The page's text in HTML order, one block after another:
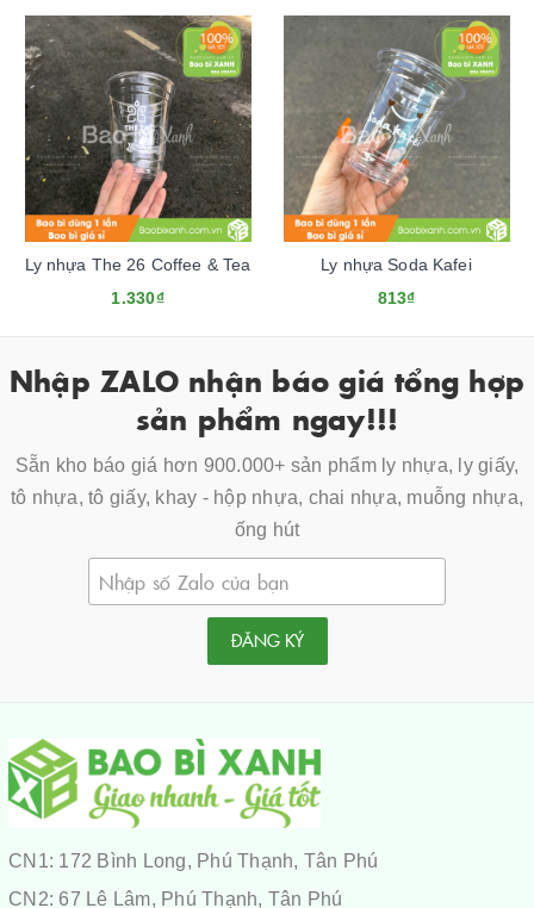
Ly nhựa The 26 Coffee & Tea
1.330₫
Ly nhựa Soda Kafei
813₫
Nhập ZALO nhận báo giá tổng hợp
sản phẩm ngay!!!
Sẵn kho báo giá hơn 900.000+ sản phẩm ly nhựa, ly giấy,
tô nhựa, tô giấy, khay - hộp nhựa, chai nhựa, muỗng nhựa,
ống hút
ĐĂNG KÝ
CN1: 172 Bình Long, Phú Thạnh, Tân Phú
CN2: 67 Lê Lâm, Phú Thạnh, Tân Phú